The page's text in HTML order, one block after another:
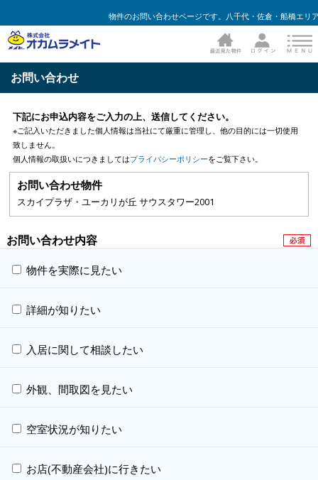
物件のお問い合わせページです。八千代・佐倉・船橋エリ
お問い合わせ
下記にお申込内容をご入力の上、送信してください。
※ご記入いただきました個人情報は当社にて厳重に管理し、他の目的には一切使用
致しません。
個人情報の取扱いにつきましてはプライバシーポリシーをご覧下さい。
お問い合わせ物件
スカイプラザ・ユーカリが丘 サウスタワー2001
お問い合わせ内容
物件を実際に見たい
詳細が知りたい
入居に関して相談したい
外観、間取図を見たい
空室状況が知りたい
お店(不動産会社)に行きたい